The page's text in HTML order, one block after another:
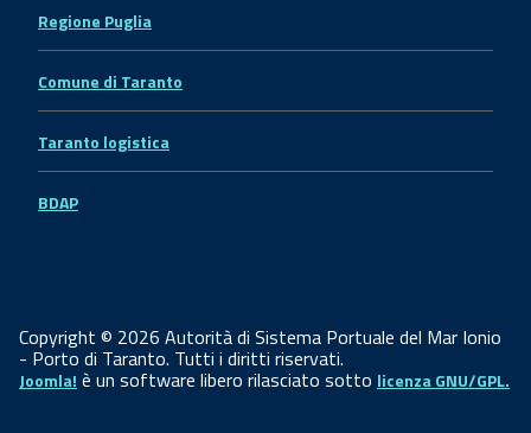
Regione Puglia
Comune di Taranto
Taranto logistica
BDAP
Copyright © 2026 Autorità di Sistema Portuale del Mar Ionio
- Porto di Taranto. Tutti i diritti riservati.
Joomla! è un software libero rilasciato sotto licenza GNU/GPL.